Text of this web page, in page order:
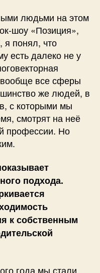
людьми на этом
шоу «Позиция»,
я понял, что
есть далеко не у
все сферы
же людей, в
с которыми мы
смотрят на неё
профессии. Но
подхода.
к собственным
года мы стали